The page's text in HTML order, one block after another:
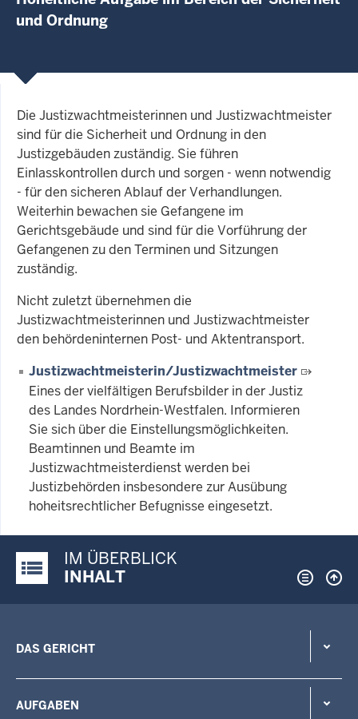
und Ordnung
Die Justizwachtmeisterinnen und Justizwachtmeister
sind für die Sicherheit und Ordnung in den
Justizgebäuden zuständig. Sie führen
Einlasskontrollen durch und sorgen - wenn notwendig
- für den sicheren Ablauf der Verhandlungen.
Weiterhin bewachen sie Gefangene im
Gerichtsgebäude und sind für die Vorführung der
Gefangenen zu den Terminen und Sitzungen
zuständig.
Nicht zuletzt übernehmen die
Justizwachtmeisterinnen und Justizwachtmeister
den behördeninternen Post- und Aktentransport.
Justizwachtmeisterin/Justizwachtmeister
Eines der vielfältigen Berufsbilder in der Justiz
des Landes Nordrhein-Westfalen. Informieren
Sie sich über die Einstellungsmöglichkeiten.
Beamtinnen und Beamte im
Justizwachtmeisterdienst werden bei
Justizbehörden insbesondere zur Ausübung
hoheitsrechtlicher Befugnisse eingesetzt.
Justiz-Portal im Überblick:
IM ÜBERBLICK
INHALT
DAS GERICHT
AUFGABEN